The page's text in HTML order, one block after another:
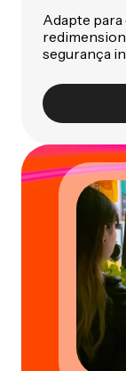
Adapte
segurança